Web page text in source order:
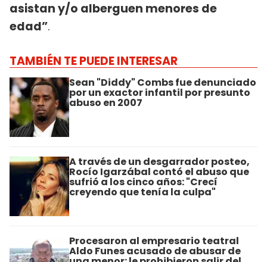
asistan y/o alberguen menores de
edad”.
TAMBIÉN TE PUEDE INTERESAR
Sean "Diddy" Combs fue denunciado
por un exactor infantil por presunto
abuso en 2007
A través de un desgarrador posteo,
Rocío Igarzábal contó el abuso que
sufrió a los cinco años: "Crecí
creyendo que tenía la culpa"
Procesaron al empresario teatral
Aldo Funes acusado de abusar de